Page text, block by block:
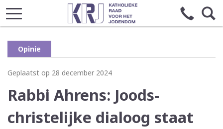
Opinie
Geplaatst op 28 december 2024
Rabbi Ahrens: Joods-
christelijke dialoog staat